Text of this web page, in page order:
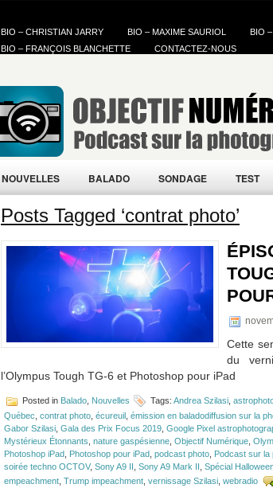
BIO – CHRISTIAN JARRY BIO – MAXIME SAURIOL
BIO
BIO – FRANÇOIS BLANCHETTE
CONTACTEZ-NOUS
NOUVELLES BALADO SONDAGE TEST
Posts Tagged ‘contrat photo’
Cette
du
l’Olympus Tough TG-6 et Photoshop pour iPad
Posted in Balado Nouvelles Tags: Andrea Szilasi
Québec contrat photo écureuil émission en baladodiffusion sur la
Gabor Szilasi Gala des Prix Focus 2019 Google Pixel
Mystérieux Étonnants nature gaspésienne Objectif Numérique
Photoshop iPad Photoshop pour iPad podcast photo Podcast sur la
soirée techno OCTOV, Sony A9 II Sony A9 Mark II Spécial
empeachment Trump impeachment vernissage Szilasi webradio